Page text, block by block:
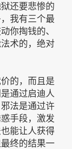
还要悲惨的
我有三个最
你掏钱的、
术的，绝对
的，而且是
通过启迪人
法是通过许
手段，激发
能让人获得
终的结果一